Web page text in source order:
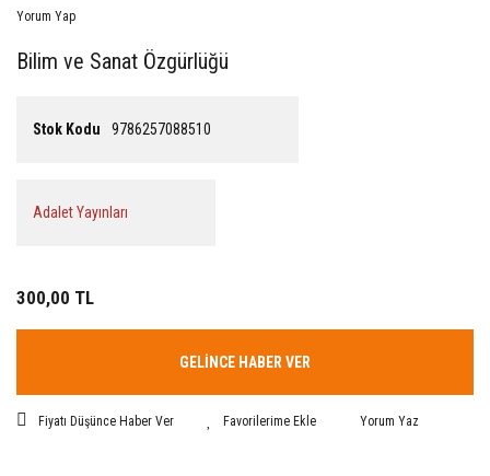
Yorum Yap
Bilim ve Sanat Özgürlüğü
Stok Kodu 9786257088510
Adalet Yayınları
300,00 TL
GELİNCE HABER VER
Fiyatı Düşünce Haber Ver Yorum Yaz